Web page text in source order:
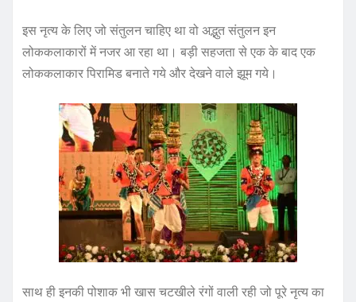
इस नृत्य के लिए जो संतुलन चाहिए था वो अद्भुत संतुलन इन
लोककलाकारों में नजर आ रहा था। बड़ी सहजता से एक के बाद एक
लोककलाकार पिरामिड बनाते गये और देखने वाले झूम गये।
साथ ही इनकी पोशाक भी खास चटखीले रंगों वाली रही जो पूरे नृत्य का